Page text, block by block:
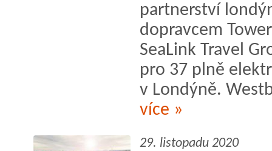
partnerství
dopravcem
SeaLink Travel
pro 37 plně
v Londýně.
více »
29. listopadu 2020